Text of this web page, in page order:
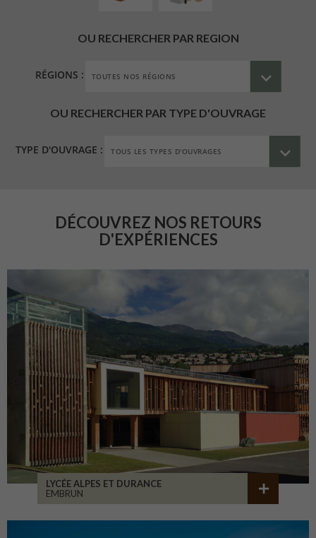
OU RECHERCHER PAR REGION
RÉGIONS :
OU RECHERCHER PAR TYPE D'OUVRAGE
TYPE D'OUVRAGE :
DÉCOUVREZ NOS RETOURS
D'EXPÉRIENCES
LYCÉE ALPES ET DURANCE
EMBRUN